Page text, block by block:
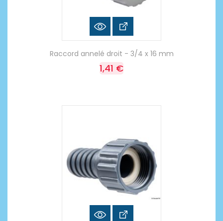
Raccord annelé droit - 3/4 x 16 mm
1,41 €